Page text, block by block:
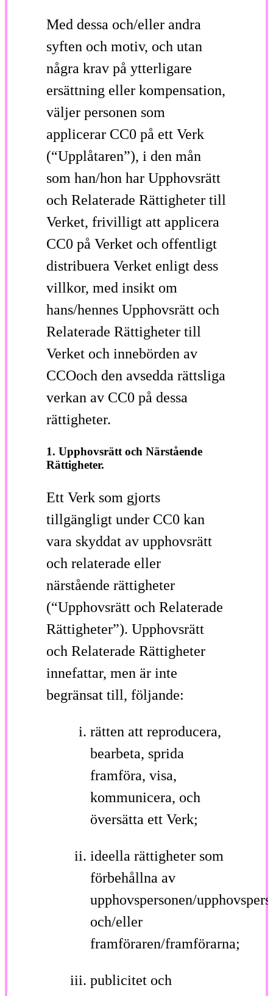
Med dessa och/eller andra
syften och motiv, och utan
några krav på ytterligare
ersättning eller kompensation,
väljer personen som
applicerar CC0 på ett Verk
(“Upplåtaren”), i den mån
som han/hon har Upphovsrätt
och Relaterade Rättigheter till
Verket, frivilligt att applicera
CC0 på Verket och offentligt
distribuera Verket enligt dess
villkor, med insikt om
hans/hennes Upphovsrätt och
Relaterade Rättigheter till
Verket och innebörden av
CCOoch den avsedda rättsliga
verkan av CC0 på dessa
rättigheter.
1. Upphovsrätt och Närstående
Rättigheter.
Ett Verk som gjorts
tillgängligt under CC0 kan
vara skyddat av upphovsrätt
och relaterade eller
närstående rättigheter
(“Upphovsrätt och Relaterade
Rättigheter”). Upphovsrätt
och Relaterade Rättigheter
innefattar, men är inte
begränsat till, följande:
rätten att reproducera,
bearbeta, sprida
framföra, visa,
kommunicera, och
översätta ett Verk;
ideella rättigheter som
förbehållna av
upphovspersonen/
och/eller
framföraren/framförarna;
publicitet och